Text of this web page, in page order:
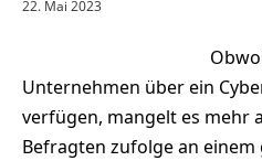
22. Mai 2023
Unternehmen über ein
verfügen, mangelt es mehr
Befragten zufolge an